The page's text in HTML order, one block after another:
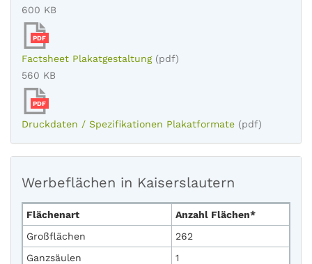
600 KB
PDF
Factsheet Plakatgestaltung (pdf)
560 KB
PDF
Druckdaten / Spezifikationen Plakatformate (pdf)
Werbeflächen in Kaiserslautern
Flächenart
Anzahl Flächen*
Großflächen
262
Ganzsäulen
1